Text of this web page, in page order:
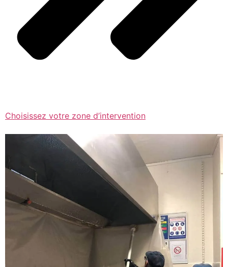
Choisissez votre zone d’intervention